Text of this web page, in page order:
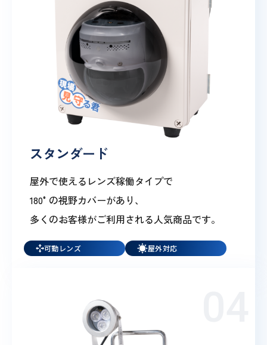
スタンダード
屋外で使えるレンズ稼働タイプで
180°の視野カバーがあり、
多くのお客様がご利用される人気商品です。
可動レンズ 屋外対応